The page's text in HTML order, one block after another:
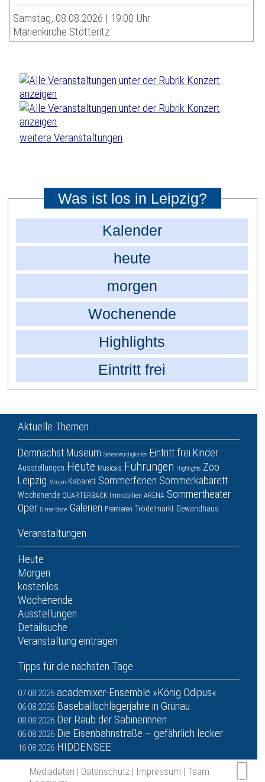
Samstag, 08.08.2026 | 19:00 Uhr
Marienkirche Stötteritz
weitere Veranstaltungen
Was ist los in Leipzig?
Kalender
heute
morgen
Wochenende
Highlights
Eintritt frei
Aktuelle Themen
Demnächst Museum Sehenswürdigkeiten Eintritt frei Kinder
Ausstellungen Heute Musicals Führungen Highlights Zoo
Leipzig Morgen Kabarett Sommerferien Sommerkabarett
Wochenende QUARTERBACK Immobilien ARENA Sommertheater
Oper Dinner-Show Galerien Premieren Trödelmarkt Gewandhaus
Veranstaltungen
Heute
Morgen
kostenlos
Wochenende
Ausstellungen
Detailsuche
Veranstaltung eintragen
Tipps für die nächsten Tage
07.08.2026 academixer-Ensemble »König Ödipus«
06.08.2026 Baseballschlägerjahre in Grünau
08.08.2026 Der Raub der Sabinerinnen
06.08.2026 Die Eisenbahnstraße – gefährlich lecker
16.08.2026 HIDDENSEE
Mediadaten | Datenschutz | Impressum | Team